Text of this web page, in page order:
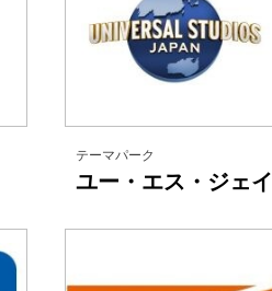
テーマパーク
ユー・エス・ジェイ